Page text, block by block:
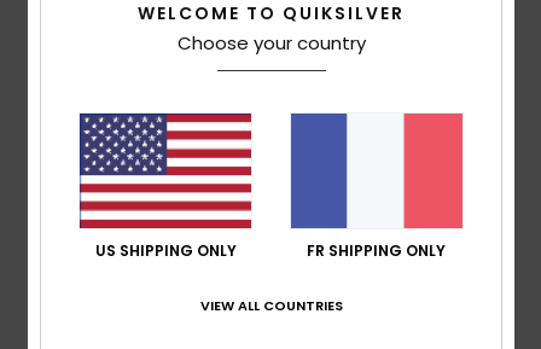
Coloris
4/5
WELCOME TO QUIKSILVER
Choose your country
US SHIPPING ONLY FR SHIPPING ONLY
VIEW ALL COUNTRIES